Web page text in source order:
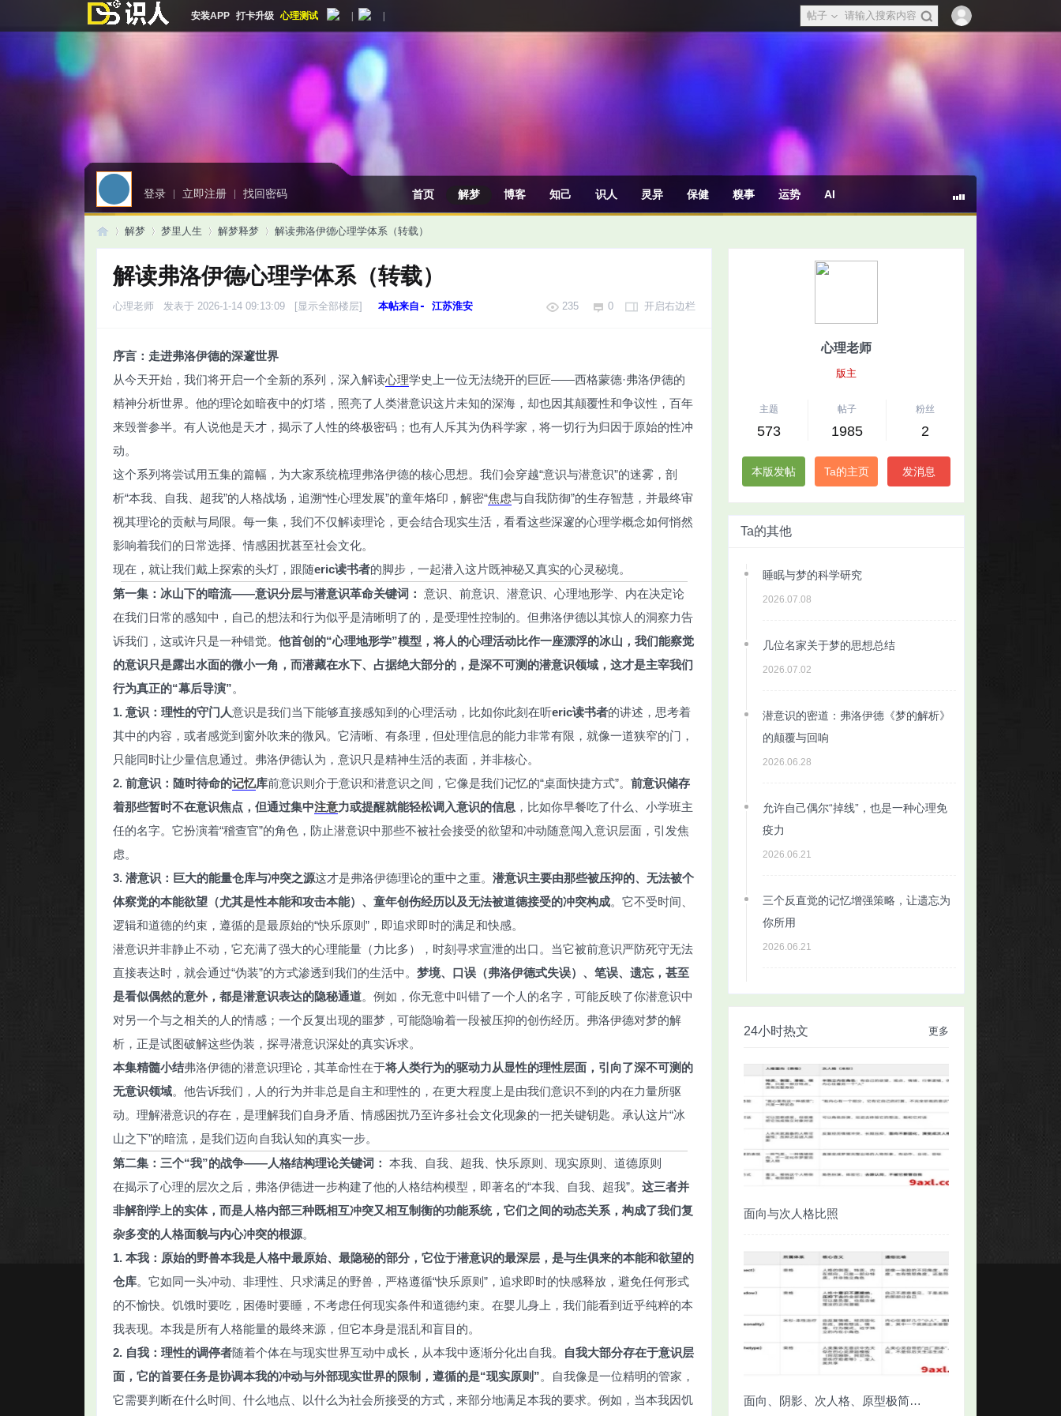
安装APP 打卡升级 心理测试 帖子
登录 | 立即注册 | 找回密码 首页 解梦 博客 知己 识人 灵异 保健 糗事 运势 AI
解梦 梦里人生 解梦释梦 解读弗洛伊德心理学体系（转载）
心理老师
版主
主题
573
帖子
1985
粉丝
2
本版发帖 Ta的主页 发消息
Ta的其他
睡眠与梦的科学研究
2026.07.08
几位名家关于梦的思想总结
2026.07.02
潜意识的密道：弗洛伊德《梦的解析》
的颠覆与回响
2026.06.28
允许自己偶尔“掉线”，也是一种心理免
疫力
2026.06.21
三个反直觉的记忆增强策略，让遗忘为
你所用
2026.06.21
更多
24小时热文
面向与次人格比照
面向、阴影、次人格、原型极简对照
解读弗洛伊德心理学体系（转载）
心理老师 发表于 2026-1-14 09:13:09 [显示全部楼层] 本帖来自- 江苏淮安 开启右边栏
235 0
序言：走进弗洛伊德的深邃世界
从今天开始，我们将开启一个全新的系列，深入解读心理学史上一位无法绕开的巨匠——西格蒙德·弗洛伊德的
精神分析世界。他的理论如暗夜中的灯塔，照亮了人类潜意识这片未知的深海，却也因其颠覆性和争议性，百年
来毁誉参半。有人说他是天才，揭示了人性的终极密码；也有人斥其为伪科学家，将一切行为归因于原始的性冲
动。
这个系列将尝试用五集的篇幅，为大家系统梳理弗洛伊德的核心思想。我们会穿越“意识与潜意识”的迷雾，剖
析“本我、自我、超我”的人格战场，追溯“性心理发展”的童年烙印，解密“焦虑与自我防御”的生存智慧，并最终审
视其理论的贡献与局限。每一集，我们不仅解读理论，更会结合现实生活，看看这些深邃的心理学概念如何悄然
影响着我们的日常选择、情感困扰甚至社会文化。
现在，就让我们戴上探索的头灯，跟随eric读书者的脚步，一起潜入这片既神秘又真实的心灵秘境。
第一集：冰山下的暗流——意识分层与潜意识革命关键词： 意识、前意识、潜意识、心理地形学、内在决定论
在我们日常的感知中，自己的想法和行为似乎是清晰明了的，是受理性控制的。但弗洛伊德以其惊人的洞察力告
诉我们，这或许只是一种错觉。 他首创的“心理地形学”模型，将人的心理活动比作一座漂浮的冰山，我们能察觉
的意识只是露出水面的微小一角，而潜藏在水下、占据绝大部分的，是深不可测的潜意识领域，这才是主宰我们
行为真正的“幕后导演”。
1. 意识：理性的守门人意识是我们当下能够直接感知到的心理活动，比如你此刻在听eric读书者的讲述，思考着
其中的内容，或者感觉到窗外吹来的微风。它清晰、有条理，但处理信息的能力非常有限，就像一道狭窄的门，
只能同时让少量信息通过。弗洛伊德认为，意识只是精神生活的表面，并非核心。
2. 前意识：随时待命的记忆库前意识则介于意识和潜意识之间，它像是我们记忆的“桌面快捷方式”。 前意识储存
着那些暂时不在意识焦点，但通过集中注意力或提醒就能轻松调入意识的信息 ，比如你早餐吃了什么、小学班主
任的名字。它扮演着“稽查官”的角色，防止潜意识中那些不被社会接受的欲望和冲动随意闯入意识层面，引发焦
虑。
3. 潜意识：巨大的能量仓库与冲突之源这才是弗洛伊德理论的重中之重。 潜意识主要由那些被压抑的、无法被个
体察觉的本能欲望（尤其是性本能和攻击本能）、童年创伤经历以及无法被道德接受的冲突构成。它不受时间、
逻辑和道德的约束，遵循的是最原始的“快乐原则”，即追求即时的满足和快感。
潜意识并非静止不动，它充满了强大的心理能量（力比多），时刻寻求宣泄的出口。当它被前意识严防死守无法
直接表达时，就会通过“伪装”的方式渗透到我们的生活中。 梦境、口误（弗洛伊德式失误）、笔误、遗忘，甚至
是看似偶然的意外，都是潜意识表达的隐秘通道。例如，你无意中叫错了一个人的名字，可能反映了你潜意识中
对另一个与之相关的人的情感；一个反复出现的噩梦，可能隐喻着一段被压抑的创伤经历。弗洛伊德对梦的解
析，正是试图破解这些伪装，探寻潜意识深处的真实诉求。
本集精髓小结弗洛伊德的潜意识理论，其革命性在于将人类行为的驱动力从显性的理性层面，引向了深不可测的
无意识领域。他告诉我们，人的行为并非总是自主和理性的，在更大程度上是由我们意识不到的内在力量所驱
动。理解潜意识的存在，是理解我们自身矛盾、情感困扰乃至许多社会文化现象的一把关键钥匙。承认这片“冰
山之下”的暗流，是我们迈向自我认知的真实一步。
第二集：三个“我”的战争——人格结构理论关键词： 本我、自我、超我、快乐原则、现实原则、道德原则
在揭示了心理的层次之后，弗洛伊德进一步构建了他的人格结构模型，即著名的“本我、自我、超我”。 这三者并
非解剖学上的实体，而是人格内部三种既相互冲突又相互制衡的功能系统，它们之间的动态关系，构成了我们复
杂多变的人格面貌与内心冲突的根源。
1. 本我：原始的野兽本我是人格中最原始、最隐秘的部分，它位于潜意识的最深层，是与生俱来的本能和欲望的
仓库。它如同一头冲动、非理性、只求满足的野兽，严格遵循“快乐原则”，追求即时的快感释放，避免任何形式
的不愉快。饥饿时要吃，困倦时要睡，不考虑任何现实条件和道德约束。在婴儿身上，我们能看到近乎纯粹的本
我表现。本我是所有人格能量的最终来源，但它本身是混乱和盲目的。
2. 自我：理性的调停者随着个体在与现实世界互动中成长，从本我中逐渐分化出自我。
自我大部分存在于意识层
面，它的首要任务是协调本我的冲动与外部现实世界的限制，遵循的是“现实原则”。自我像是一位精明的管家，
它需要判断在什么时间、什么地点、以什么为社会所接受的方式，来部分地满足本我的要求。例如，当本我因饥